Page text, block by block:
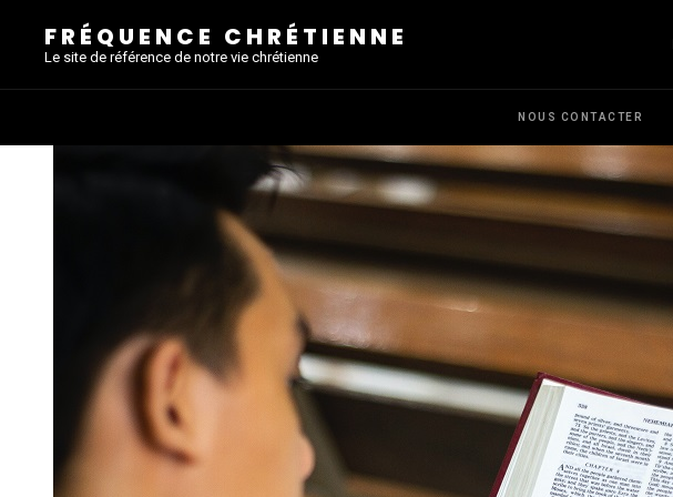
FRÉQUENCE CHRÉTIENNE
Le site de référence de notre vie chrétienne
NOUS CONTACTER